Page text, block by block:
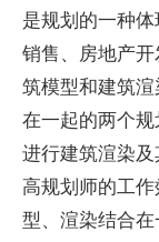
是规划的一种
销售、房地产
筑模型和建筑
在一起的两个
进行建筑渲染
高规划师的工
型、渲染结合